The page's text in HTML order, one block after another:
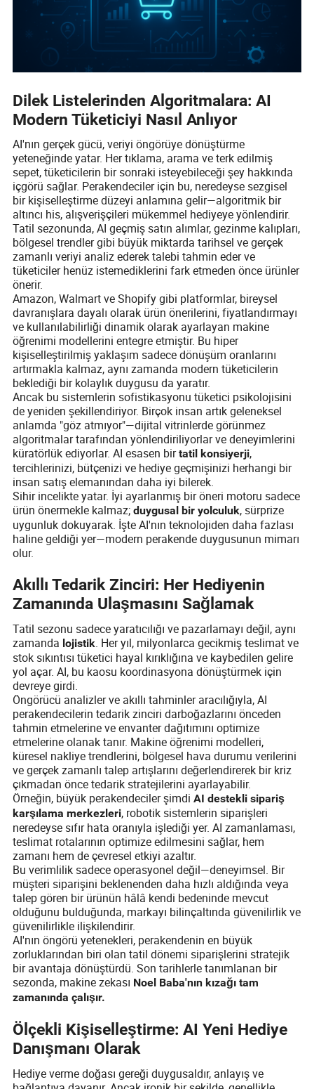
Dilek Listelerinden Algoritmalara: AI
Modern Tüketiciyi Nasıl Anlıyor
AI'nın gerçek gücü, veriyi öngörüye dönüştürme
yeteneğinde yatar. Her tıklama, arama ve terk edilmiş
sepet, tüketicilerin bir sonraki isteyebileceği şey hakkında
içgörü sağlar. Perakendeciler için bu, neredeyse sezgisel
bir kişiselleştirme düzeyi anlamına gelir—algoritmik bir
altıncı his, alışverişçileri mükemmel hediyeye yönlendirir.
Tatil sezonunda, AI geçmiş satın alımlar, gezinme kalıpları,
bölgesel trendler gibi büyük miktarda tarihsel ve gerçek
zamanlı veriyi analiz ederek talebi tahmin eder ve
tüketiciler henüz istemediklerini fark etmeden önce ürünler
önerir.
Amazon, Walmart ve Shopify gibi platformlar, bireysel
davranışlara dayalı olarak ürün önerilerini, fiyatlandırmayı
ve kullanılabilirliği dinamik olarak ayarlayan makine
öğrenimi modellerini entegre etmiştir. Bu hiper
kişiselleştirilmiş yaklaşım sadece dönüşüm oranlarını
artırmakla kalmaz, aynı zamanda modern tüketicilerin
beklediği bir kolaylık duygusu da yaratır.
Ancak bu sistemlerin sofistikasyonu tüketici psikolojisini
de yeniden şekillendiriyor. Birçok insan artık geleneksel
anlamda "göz atmıyor"—dijital vitrinlerde görünmez
algoritmalar tarafından yönlendiriliyorlar ve deneyimlerini
küratörlük ediyorlar. AI esasen birtatil konsiyerji,
tercihlerinizi, bütçenizi ve hediye geçmişinizi herhangi bir
insan satış elemanından daha iyi bilerek.
Sihir incelikte yatar. İyi ayarlanmış bir öneri motoru sadece
ürün önermekle kalmaz;duygusal bir yolculuk, sürprize
uygunluk dokuyarak. İşte AI'nın teknolojiden daha fazlası
haline geldiği yer—modern perakende duygusunun mimarı
olur.
Akıllı Tedarik Zinciri: Her Hediyenin
Zamanında Ulaşmasını Sağlamak
Tatil sezonu sadece yaratıcılığı ve pazarlamayı değil, aynı
zamanda lojistik. Her yıl, milyonlarca gecikmiş teslimat ve
stok sıkıntısı tüketici hayal kırıklığına ve kaybedilen gelire
yol açar. AI, bu kaosu koordinasyona dönüştürmek için
devreye girdi.
Öngörücü analizler ve akıllı tahminler aracılığıyla, AI
perakendecilerin tedarik zinciri darboğazlarını önceden
tahmin etmelerine ve envanter dağıtımını optimize
etmelerine olanak tanır. Makine öğrenimi modelleri,
küresel nakliye trendlerini, bölgesel hava durumu verilerini
ve gerçek zamanlı talep artışlarını değerlendirerek bir kriz
çıkmadan önce tedarik stratejilerini ayarlayabilir.
Örneğin, büyük perakendeciler şimdiAI destekli sipariş
karşılama merkezleri, robotik sistemlerin siparişleri
neredeyse sıfır hata oranıyla işlediği yer. AI zamanlaması,
teslimat rotalarının optimize edilmesini sağlar, hem
zamanı hem de çevresel etkiyi azaltır.
Bu verimlilik sadece operasyonel değil—deneyimsel. Bir
müşteri siparişini beklenenden daha hızlı aldığında veya
talep gören bir ürünün hâlâ kendi bedeninde mevcut
olduğunu bulduğunda, markayı bilinçaltında güvenilirlik ve
güvenilirlikle ilişkilendirir.
AI'nın öngörü yetenekleri, perakendenin en büyük
zorluklarından biri olan tatil dönemi siparişlerini stratejik
bir avantaja dönüştürdü. Son tarihlerle tanımlanan bir
sezonda, makine zekası Noel Baba'nın kızağı tam
zamanında çalışır.
Ölçekli Kişiselleştirme: AI Yeni Hediye
Danışmanı Olarak
Hediye verme doğası gereği duygusaldır, anlayış ve